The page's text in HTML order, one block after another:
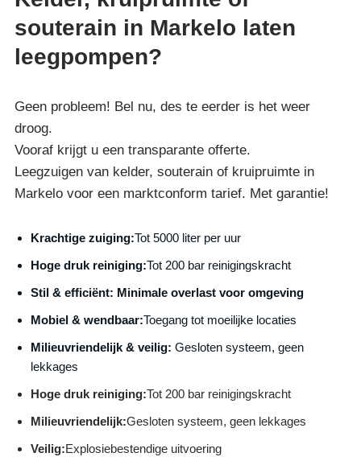
souterain in Markelo laten
leegpompen?
Geen probleem! Bel nu, des te eerder is het weer
droog.
Vooraf krijgt u een transparante offerte.
Leegzuigen van kelder, souterain of kruipruimte in
Markelo voor een marktconform tarief. Met garantie!
Krachtige zuiging:Tot 5000 liter per uur
Hoge druk reiniging:Tot 200 bar reinigingskracht
Stil & efficiënt: Minimale overlast voor omgeving
Mobiel & wendbaar:Toegang tot moeilijke locaties
Milieuvriendelijk & veilig: Gesloten systeem, geen
lekkages
Hoge druk reiniging:Tot 200 bar reinigingskracht
Milieuvriendelijk:Gesloten systeem, geen lekkages
Veilig:Explosiebestendige uitvoering